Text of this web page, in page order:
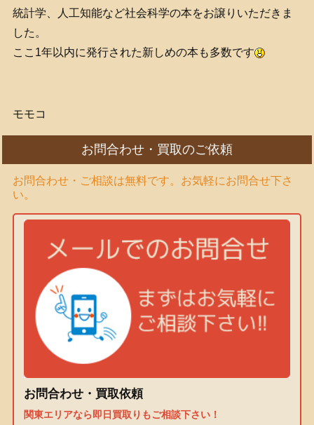
統計学、人工知能など社会科学の本をお譲りいただきま
した。
ここ1年以内に発行された新しめの本も多数です
モモコ
お問合わせ・買取のご依頼
お問合わせ・ご相談は無料です。お気軽にお問合せ下さ
い。
お問合わせ・買取依頼
関東エリアなら即日買取りもご相談下さい！